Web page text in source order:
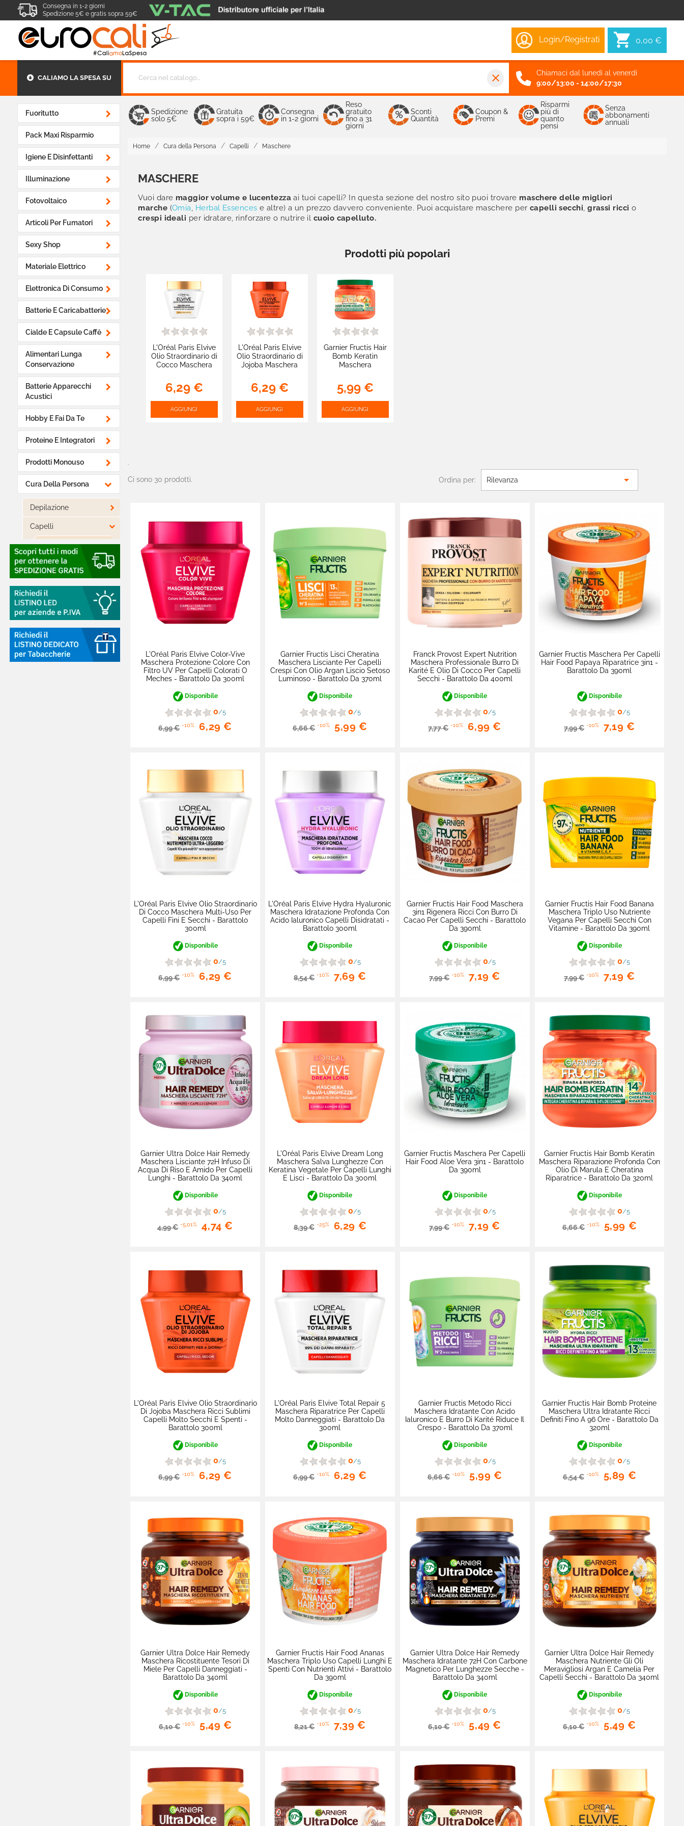
Consegna in 1-2 giorni
Spedizione 5€ e gratis sopra 59€
Login/Registrati 0,00 €
CALIAMO LA SPESA SU close
Chiamaci dal lunedì al venerdì
9:00/13:00 - 14:00/17:30
Fuoritutto 
Pack Maxi Risparmio
Igiene E Disinfettanti 
Illuminazione 
Fotovoltaico 
Articoli Per Fumatori 
Sexy Shop 
Materiale Elettrico 
Elettronica Di Consumo
Batterie E Caricabatterie
Cialde E Capsule Caffè 
Alimentari Lunga
Conservazione

Batterie Apparecchi
Acustici

Hobby E Fai Da Te 
Proteine E Integratori 
Prodotti Monouso 
Cura Della Persona 
Depilazione 
Capelli 
Tinte e Colorazioni
Shampoo
Balsami
Maschere
Styling
Strumenti e
Accessori
Trattamenti
Spedizione
solo 5€
Gratuita
sopra i 59€
Consegna
in 1-2 giorni
Reso
gratuito
fino a 31
giorni
Sconti
Quantità
Coupon &
Premi
Risparmi
più di
quanto
pensi
Senza
abbonamenti
annuali
Home Cura della Persona Capelli Maschere
MASCHERE
Vuoi dare maggior volume e lucentezza ai tuoi capelli? In questa sezione del nostro sito puoi trovare maschere delle migliori
marche (Omia, Herbal Essences e altre) a un prezzo davvero conveniente. Puoi acquistare maschere per capelli secchi,grassi ricci o
crespi ideali per idratare, rinforzare o nutrire il cuoio capelluto.
Prodotti più popolari
L'Oréal Paris Elvive
Olio Straordinario di
Cocco Maschera
Capelli Fini e Secchi
- Barattolo 300ml
6,29 €
AGGIUNGI
L'Oréal Paris Elvive
Olio Straordinario di
Jojoba Maschera
Molto Secchi e
Spenti - Barattolo
300ml
6,29 €
AGGIUNGI
Garnier Fructis Hair
Bomb Keratin
Maschera
Profonda con Olio di
Marula e Cheratina
Riparatrice -
Barattolo da 320ml
5,99 €
AGGIUNGI
-
Ci sono 30 prodotti. Ordina per: Rilevanza 
L'Oréal Paris Elvive Color-Vive
Maschera Protezione Colore Con
Filtro UV Per Capelli Colorati O
Meches - Barattolo Da 300ml
Disponibile
0/5
6,99 € -10% 6,29 €
Garnier Fructis Lisci Cheratina
Maschera Lisciante Per Capelli
Crespi Con Olio Argan Liscio Setoso
Luminoso - Barattolo Da 370ml
Disponibile
0/5
6,66 € -10% 5,99 €
Franck Provost Expert Nutrition
Maschera Professionale Burro Di
Karité E Olio Di Cocco Per Capelli
Secchi - Barattolo Da 400ml
Disponibile
0/5
7,77 € -10% 6,99 €
Garnier Fructis Maschera Per Capelli
Hair Food Papaya Riparatrice 3in1 -
Barattolo Da 390ml
Disponibile
0/5
7,99 € -10% 7,19 €
L'Oréal Paris Elvive Olio Straordinario
Di Cocco Maschera Multi-Uso Per
Capelli Fini E Secchi - Barattolo
300ml
Disponibile
0/5
6,99 € -10% 6,29 €
L'Oréal Paris Elvive Hydra Hyaluronic
Maschera Idratazione Profonda Con
Acido Ialuronico Capelli Disidratati -
Barattolo 300ml
Disponibile
0/5
8,54 € -10% 7,69 €
Garnier Fructis Hair Food Maschera
3in1 Rigenera Ricci Con Burro Di
Cacao Per Capelli Secchi - Barattolo
Da 390ml
Disponibile
0/5
7,99 € -10% 7,19 €
Garnier Fructis Hair Food Banana
Maschera Triplo Uso Nutriente
Vegana Per Capelli Secchi Con
Vitamine - Barattolo Da 390ml
Disponibile
0/5
7,99 € -10% 7,19 €
Garnier Ultra Dolce Hair Remedy
Maschera Lisciante 72H Infuso Di
Acqua Di Riso E Amido Per Capelli
Lunghi - Barattolo Da 340ml
Disponibile
0/5
4,99 € -5,01% 4,74 €
L'Oréal Paris Elvive Dream Long
Maschera Salva Lunghezze Con
Keratina Vegetale Per Capelli Lunghi
E Lisci - Barattolo Da 300ml
Disponibile
0/5
8,39 € -25% 6,29 €
Garnier Fructis Maschera Per Capelli
Hair Food Aloe Vera 3in1 - Barattolo
Da 390ml
Disponibile
0/5
7,99 € -10% 7,19 €
Garnier Fructis Hair Bomb Keratin
Maschera Riparazione Profonda Con
Olio Di Marula E Cheratina
Riparatrice - Barattolo Da 320ml
Disponibile
0/5
6,66 € -10% 5,99 €
L'Oréal Paris Elvive Olio Straordinario
Di Jojoba Maschera Ricci Sublimi
Capelli Molto Secchi E Spenti -
Barattolo 300ml
Disponibile
0/5
6,99 € -10% 6,29 €
L'Oréal Paris Elvive Total Repair 5
Maschera Riparatrice Per Capelli
Molto Danneggiati - Barattolo Da
300ml
Disponibile
0/5
6,99 € -10% 6,29 €
Garnier Fructis Metodo Ricci
Maschera Idratante Con Acido
Ialuronico E Burro Di Karité Riduce Il
Crespo - Barattolo Da 370ml
Disponibile
0/5
6,66 € -10% 5,99 €
Garnier Fructis Hair Bomb Proteine
Maschera Ultra Idratante Ricci
Definiti Fino A 96 Ore - Barattolo Da
320ml
Disponibile
0/5
6,54 € -10% 5,89 €
Garnier Ultra Dolce Hair Remedy
Maschera Ricostituente Tesori Di
Miele Per Capelli Danneggiati -
Barattolo Da 340ml
Disponibile
0/5
6,10 € -10% 5,49 €
Garnier Fructis Hair Food Ananas
Maschera Triplo Uso Capelli Lunghi E
Spenti Con Nutrienti Attivi - Barattolo
Da 390ml
Disponibile
0/5
8,21 € -10% 7,39 €
Garnier Ultra Dolce Hair Remedy
Maschera Idratante 72H Con Carbone
Magnetico Per Lunghezze Secche -
Barattolo Da 340ml
Disponibile
0/5
6,10 € -10% 5,49 €
Garnier Ultra Dolce Hair Remedy
Maschera Nutriente Gli Oli
Meravigliosi Argan E Camelia Per
Capelli Secchi - Barattolo Da 340ml
Disponibile
0/5
6,10 € -10% 5,49 €